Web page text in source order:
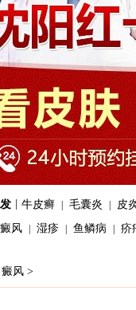
牛皮癣 毛囊炎 皮
风
湿疹 鱼鳞病 疥
癜风 >